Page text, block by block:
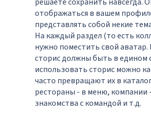
отображаться в вашем
представлять собой некие
На каждый раздел (то есть
нужно поместить свой аватар.
сторис должны быть в едином
использовать сторис можно
часто превращают их в
рестораны - в меню, компании
знакомства с командой и т.д.